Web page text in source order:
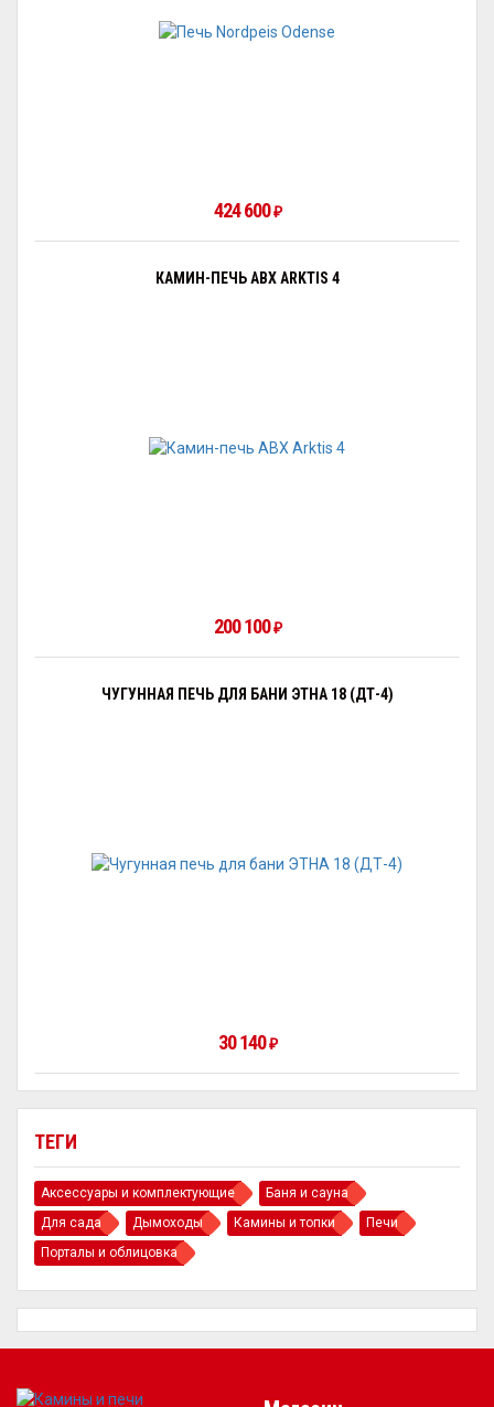
ТЕГИ
Аксессуары и комплектующие
Баня и сауна
Для сада
Дымоходы Камины и топки
Печи
Порталы и облицовка
424 600₽
КАМИН-ПЕЧЬ ABX ARKTIS 4
200 100₽
ЧУГУННАЯ ПЕЧЬ ДЛЯ БАНИ ЭТНА 18 (ДТ-4)
30 140₽